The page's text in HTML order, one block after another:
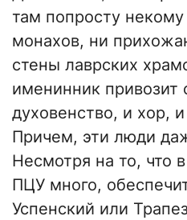
там попросту
монахов, ни
стены лаврских
именинник привозит
духовенство, и хор,
Причем, эти люди
Несмотря на то, что
ПЦУ много,
Успенский или